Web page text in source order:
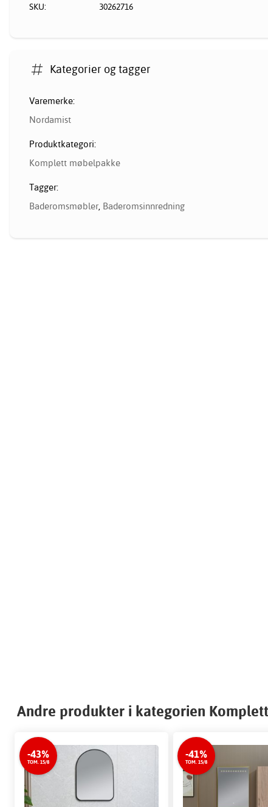
SKU: 30262716
Kategorier og tagger
Varemerke:
Nordamist
Produktkategori:
Komplett møbelpakke
Tagger:
Baderomsmøbler, Baderomsinnredning
Andre produkter i kategorien
-43%
TOM. 15/8
-41%
TOM. 15/8